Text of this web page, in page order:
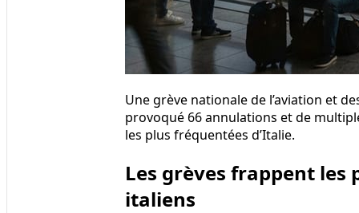
Une grève nationale de l’aviation et
provoqué 66 annulations et de
les plus fréquentées d’Italie.
Les grèves frappent
italiens